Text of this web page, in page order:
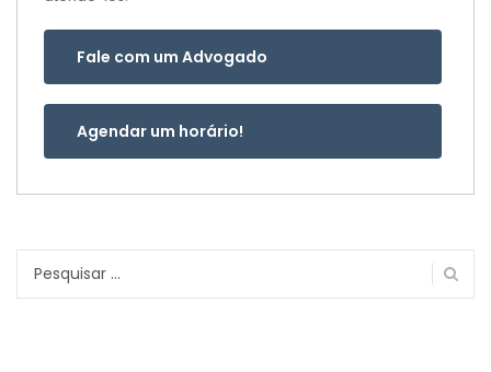
Fale com um Advogado
Agendar um horário!
Pesquisar